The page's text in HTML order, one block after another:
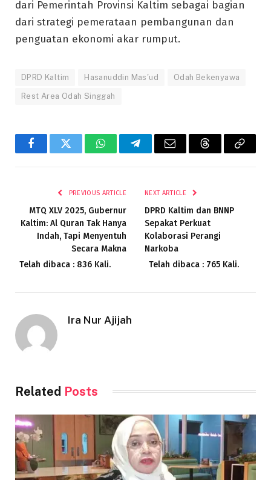
dari Pemerintah Provinsi Kaltim sebagai bagian
dari strategi pemerataan pembangunan dan
penguatan ekonomi akar rumput.
DPRD Kaltim Hasanuddin Mas'ud Odah Bekenyawa
Rest Area Odah Singgah
FacebookTwitter WhatsAppTelegramEmail ThreadsCopy
PREVIOUS ARTICLE
MTQ XLV 2025, Gubernur
Kaltim: Al Quran Tak Hanya
Indah, Tapi Menyentuh
Secara Makna
Telah dibaca : 836 Kali.
NEXT ARTICLE
DPRD Kaltim dan BNNP
Sepakat Perkuat
Kolaborasi Perangi
Narkoba
Telah dibaca : 765 Kali.
Ira Nur Ajijah
Related Posts